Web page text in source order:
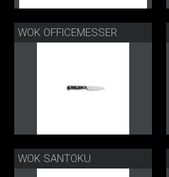
WOK OFFICEMESSER
WOK SANTOKU